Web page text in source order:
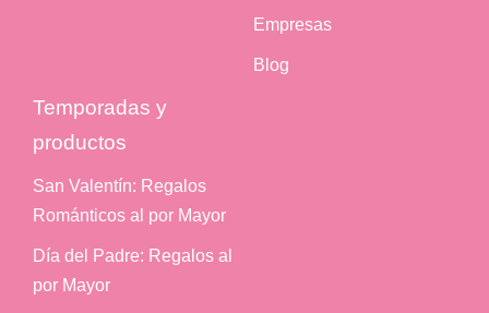
Empresas
Blog
Temporadas y
productos
San Valentín: Regalos
Románticos al por Mayor
Día del Padre: Regalos al
por Mayor